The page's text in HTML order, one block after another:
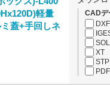
軽量
蓋+手回しネ
CADデ
DXF
XT
STP
PDF